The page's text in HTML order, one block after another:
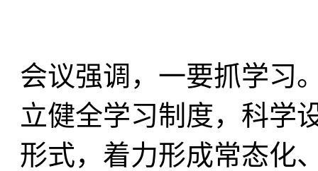
会议强调，一要抓学习
立健全学习制度，科学
形式，着力形成常态化